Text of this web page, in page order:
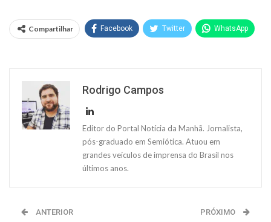
Compartilhar Facebook Twitter WhatsApp
Rodrigo Campos
Editor do Portal Notícia da Manhã. Jornalista,
pós-graduado em Semiótica. Atuou em
grandes veículos de imprensa do Brasil nos
últimos anos.
ANTERIOR PRÓXIMO